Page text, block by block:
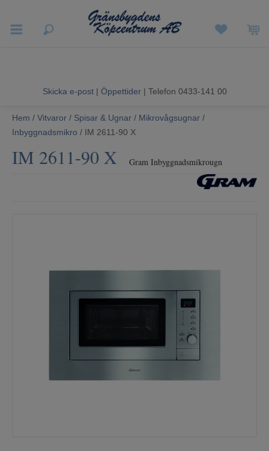
Sommarrea
Vitvaror
Skicka e-post | Öppettider| Telefon 0433-141 00
Hem / Vitvaror / Spisar & Ugnar / Mikrovågsugnar /
Inbyggnadsmikro / IM 2611-90 X
IM 2611-90 X Gram Inbyggnadsmikrougn